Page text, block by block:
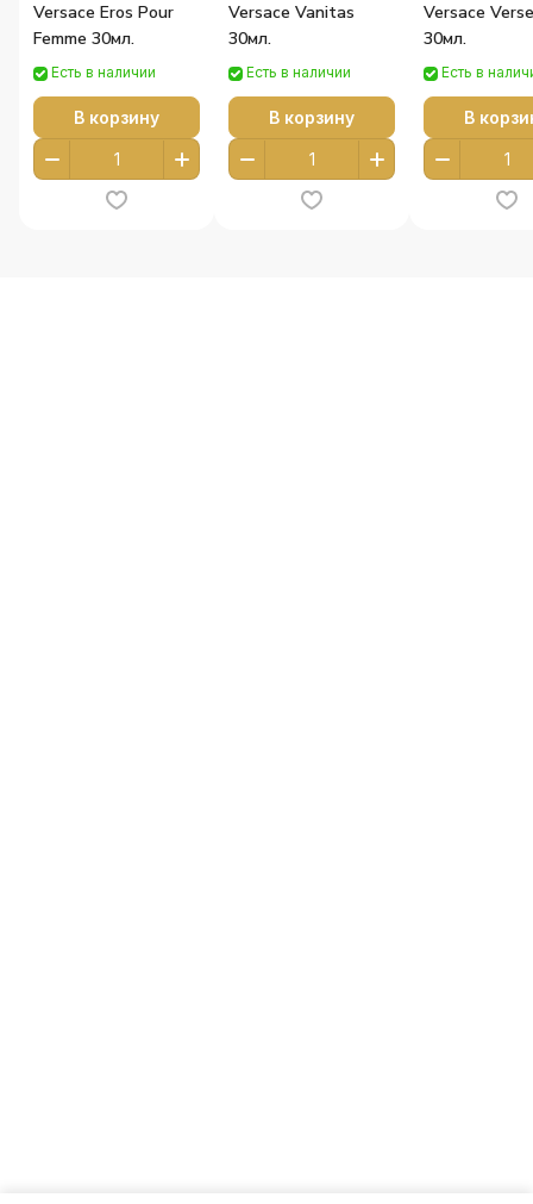
Versace Eros Pour
Femme 30мл.
Есть в наличии
В корзину
Versace Vanitas
30мл.
Есть в наличии
В корзину
Versace
30мл.
Есть в
В